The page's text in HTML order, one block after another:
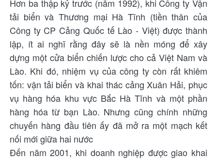
Hơn ba thập kỷ trước (năm 1992), khi Công ty Vận
tải biển và Thương mại Hà Tĩnh (tiền thân của
Công ty CP Cảng Quốc tế Lào - Việt) được thành
lập, ít ai nghĩ rằng đây sẽ là nền móng để xây
dựng một cửa biển chiến lược cho cả Việt Nam và
Lào. Khi đó, nhiệm vụ của công ty còn rất khiêm
tốn: vận tải biển và khai thác cảng Xuân Hải, phục
vụ hàng hóa khu vực Bắc Hà Tĩnh và một phần
hàng hóa từ bạn Lào. Nhưng cũng chính những
chuyến hàng đầu tiên ấy đã mở ra một mạch kết
nối mới giữa hai nước
Đến năm 2001, khi doanh nghiệp được giao khai